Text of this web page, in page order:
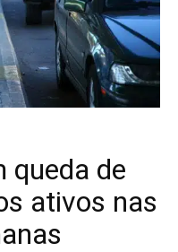
queda de
ativos nas